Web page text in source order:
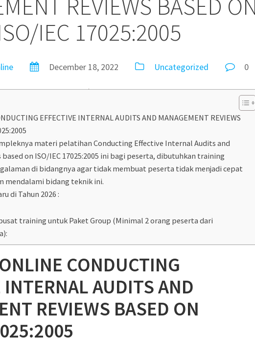
REVIEWS BASED ON
IEC 17025:2005
December 18, 2022 Uncategorized 0
EFFECTIVE INTERNAL AUDITS AND MANAGEMENT REVIEWS
materi pelatihan Conducting Effective Internal Audits and
on ISO/IEC 17025:2005 ini bagi peserta, dibutuhkan training
di bidangnya agar tidak membuat peserta tidak menjadi cepat
mendalami bidang teknik ini.
di Tahun 2026 :
training untuk Paket Group (Minimal 2 orang peserta dari
CONDUCTING
INTERNAL AUDITS AND
REVIEWS BASED ON